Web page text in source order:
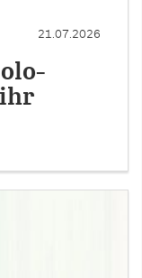
21.07.2026
ihr